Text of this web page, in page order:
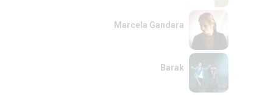
Marcela Gandara
Barak